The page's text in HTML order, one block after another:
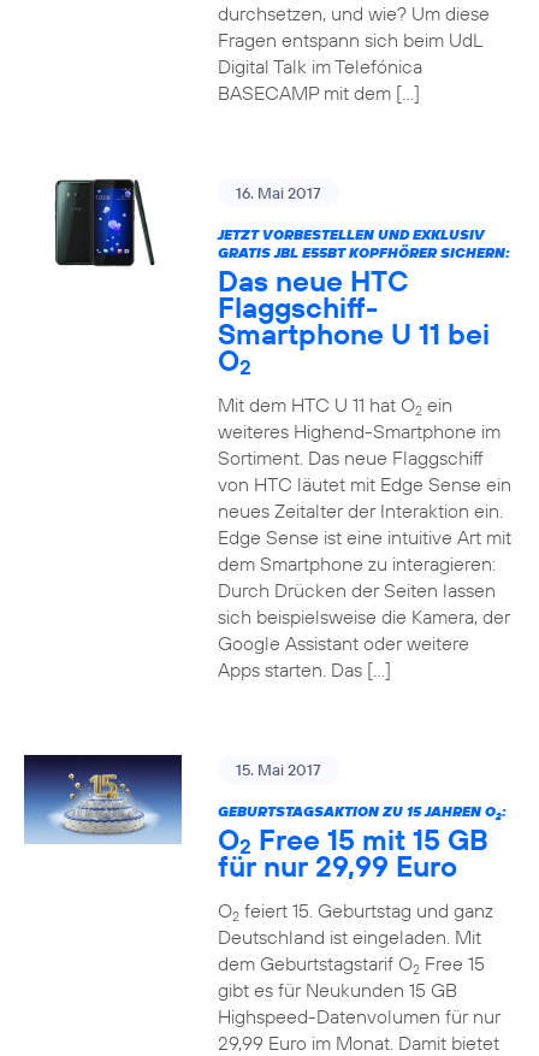
durchsetzen, und wie? Um diese
Fragen entspann sich beim UdL
Digital Talk im Telefónica
BASECAMP mit dem […]
16. Mai 2017
JETZT VORBESTELLEN UND EXKLUSIV
GRATIS JBL E55BT KOPFHÖRER SICHERN:
Das neue HTC
Flaggschiff-
Smartphone U 11 bei
O2
Mit dem HTC U 11 hat O2ein
weiteres Highend-Smartphone im
Sortiment. Das neue Flaggschiff
von HTC läutet mit Edge Sense ein
neues Zeitalter der Interaktion ein.
Edge Sense ist eine intuitive Art mit
dem Smartphone zu interagieren:
Durch Drücken der Seiten lassen
sich beispielsweise die Kamera, der
Google Assistant oder weitere
Apps starten. Das […]
15. Mai 2017
GEBURTSTAGSAKTION ZU 15 JAHREN O2:
O2 Free 15 mit 15 GB
für nur 29,99 Euro
O2feiert 15. Geburtstag und ganz
Deutschland ist eingeladen. Mit
dem Geburtstagstarif O2Free 15
gibt es für Neukunden 15 GB
Highspeed-Datenvolumen für nur
29,99 Euro im Monat. Damit bietet